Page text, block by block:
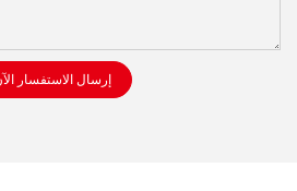
إرسال الاستفسار